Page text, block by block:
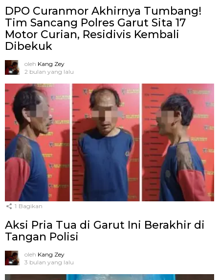
DPO Curanmor Akhirnya Tumbang!
Tim Sancang Polres Garut Sita 17
Motor Curian, Residivis Kembali
Dibekuk
oleh Kang Zey
2 bulan yang lalu
1 Bagikan
Aksi Pria Tua di Garut Ini Berakhir di
Tangan Polisi
oleh Kang Zey
3 bulan yang lalu